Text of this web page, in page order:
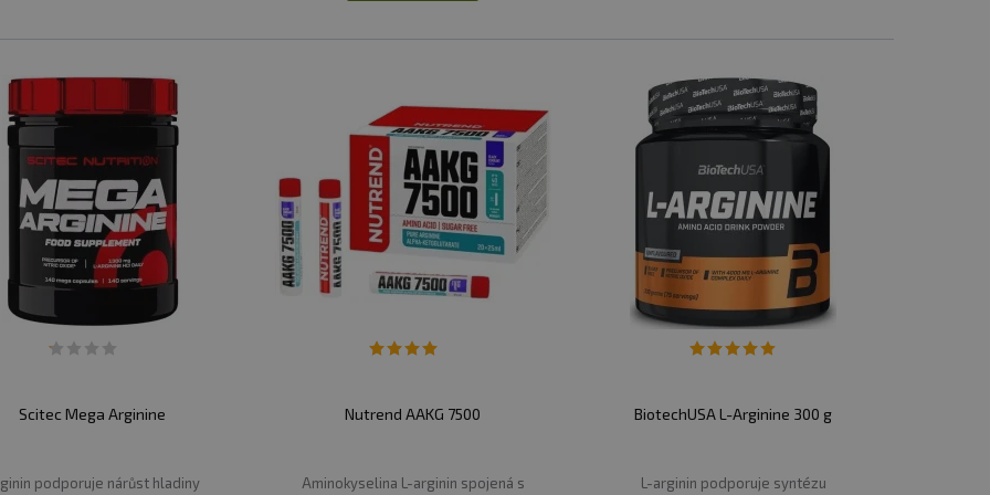
Scitec Mega Arginine
podporuje nárůst hladiny
Nutrend AAKG 7500
Aminokyselina L-arginin spojená s
BiotechUSA L-Arginine 300 g
L-arginin podporuje syntézu